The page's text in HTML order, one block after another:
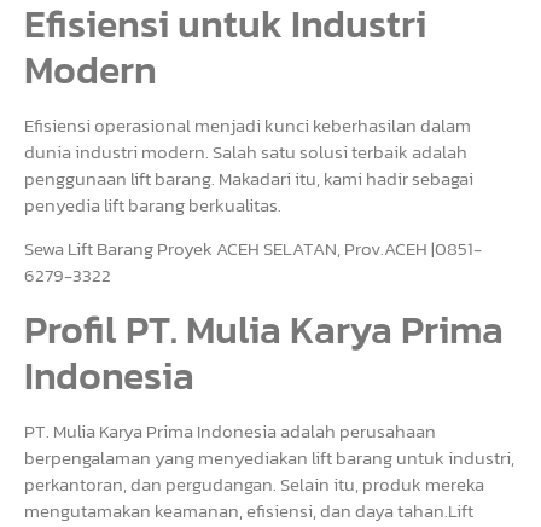
Efisiensi untuk Industri
Modern
Efisiensi operasional menjadi kunci keberhasilan dalam
dunia industri modern. Salah satu solusi terbaik adalah
penggunaan lift barang. Makadari itu, kami hadir sebagai
penyedia lift barang berkualitas.
Sewa Lift Barang Proyek ACEH SELATAN, Prov.ACEH |0851-
6279-3322
Profil PT. Mulia Karya Prima
Indonesia
PT. Mulia Karya Prima Indonesia adalah perusahaan
berpengalaman yang menyediakan lift barang untuk industri,
perkantoran, dan pergudangan. Selain itu, produk mereka
mengutamakan keamanan, efisiensi, dan daya tahan.Lift